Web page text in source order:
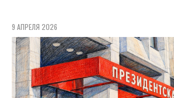
9 АПРЕЛЯ 2026